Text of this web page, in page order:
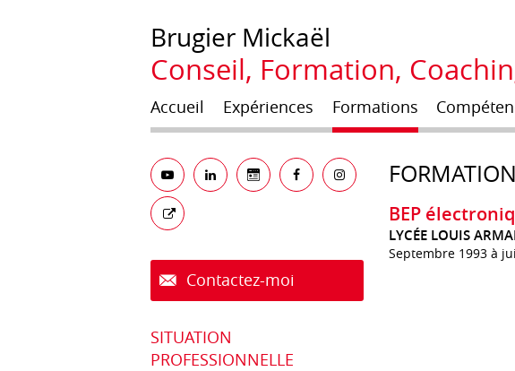
Brugier Mickaël
Conseil, Formation,
Accueil Expériences Formations
Contactez-moi
SITUATION
PROFESSIONNELLE
BEP
LYCÉE LOUIS
Septembre 1993 à